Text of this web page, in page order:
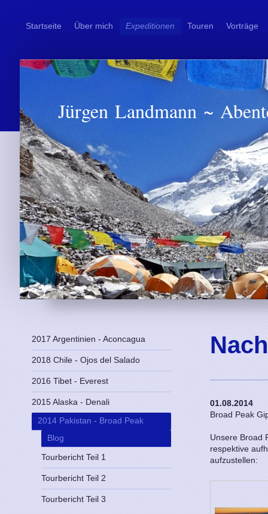
Startseite Über mich Expeditionen Touren Vorträge
Jürgen Landmann ~
01.08.2014
Broad Peak
Unsere Broad
respektive
aufzustellen:
2017 Argentinien - Aconcagua
2018 Chile - Ojos del Salado
2016 Tibet - Everest
2015 Alaska - Denali
2014 Pakistan - Broad Peak
Blog
Tourbericht Teil 1
Tourbericht Teil 2
Tourbericht Teil 3